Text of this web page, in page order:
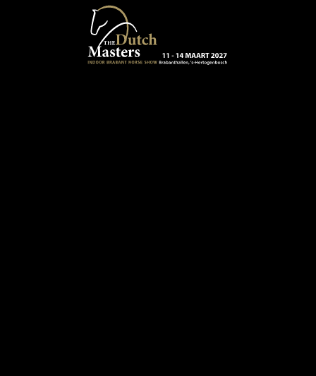
Terug naar hoofdinhoud
13 - 16 MAART 2024